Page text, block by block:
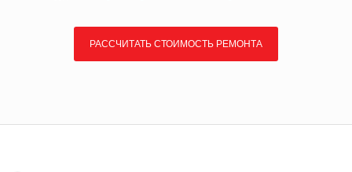
РАССЧИТАТЬ СТОИМОСТЬ РЕМОНТА